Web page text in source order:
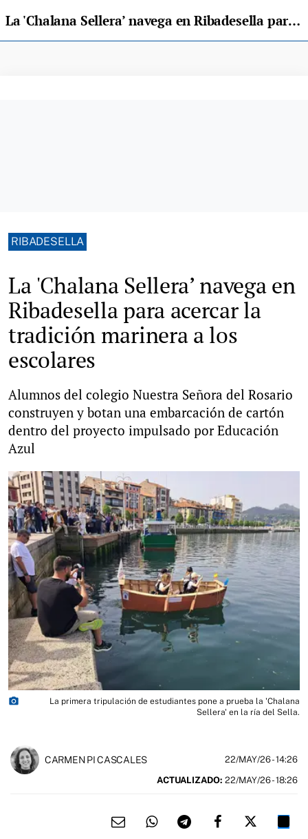
La 'Chalana Sellera’ navega en Ribadesella para acercar la tradición marinera a los escolares
RIBADESELLA
La 'Chalana Sellera’ navega en
Ribadesella para acercar la
tradición marinera a los
escolares
Alumnos del colegio Nuestra Señora del Rosario
construyen y botan una embarcación de cartón
dentro del proyecto impulsado por Educación
Azul
photo_camera
La primera tripulación de estudiantes pone a prueba la 'Chalana
Sellera' en la ría del Sella.
CARMEN PI CASCALES 22/MAY/26- 14:26
ACTUALIZADO: 22/MAY/26 - 18:26